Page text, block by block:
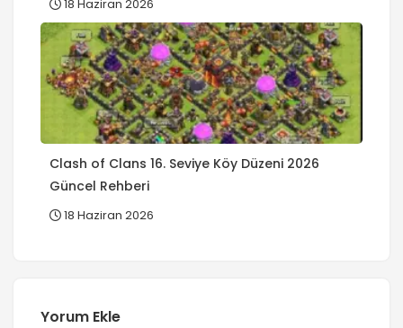
18 Haziran 2026
Clash of Clans 16. Seviye Köy Düzeni 2026
Güncel Rehberi
18 Haziran 2026
Yorum Ekle